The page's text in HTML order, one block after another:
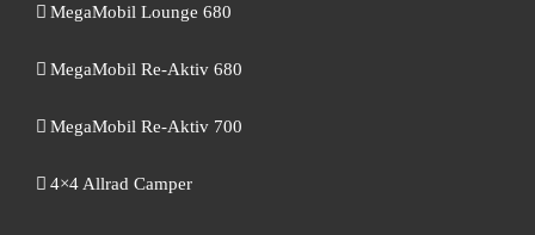
MegaMobil Lounge 680
MegaMobil Re-Aktiv 680
MegaMobil Re-Aktiv 700
4×4 Allrad Camper